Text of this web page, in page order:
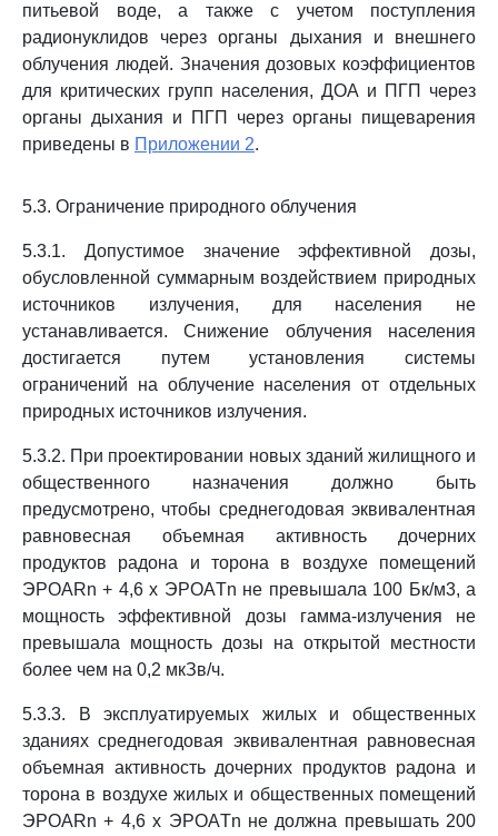
питьевой воде, а также с учетом поступления
радионуклидов через органы дыхания и внешнего
облучения людей. Значения дозовых коэффициентов
для критических групп населения, ДОА и ПГП через
органы дыхания и ПГП через органы пищеварения
приведены в Приложении 2.
5.3. Ограничение природного облучения
5.3.1. Допустимое значение эффективной дозы,
обусловленной суммарным воздействием природных
источников излучения, для населения не
устанавливается. Снижение облучения населения
достигается путем установления системы
ограничений на облучение населения от отдельных
природных источников излучения.
5.3.2. При проектировании новых зданий жилищного и
общественного назначения должно быть
предусмотрено, чтобы среднегодовая эквивалентная
равновесная объемная активность дочерних
продуктов радона и торона в воздухе помещений
ЭРОАRn + 4,6 x ЭРОАTn не превышала 100 Бк/м3, а
мощность эффективной дозы гамма-излучения не
превышала мощность дозы на открытой местности
более чем на 0,2 мкЗв/ч.
5.3.3. В эксплуатируемых жилых и общественных
зданиях среднегодовая эквивалентная равновесная
объемная активность дочерних продуктов радона и
торона в воздухе жилых и общественных помещений
ЭРОАRn + 4,6 x ЭРОАTn не должна превышать 200